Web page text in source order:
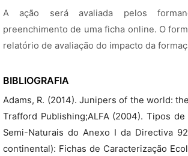
A ação será avaliada pelos
preenchimento de uma ficha online. O
relatório de avaliação do impacto da
BIBLIOGRAFIA
Adams, R. (2014). Junipers of the world:
Trafford Publishing;ALFA (2004). Tipos
Semi-Naturais do Anexo I da Directiva
continental): Fichas de Caracterização